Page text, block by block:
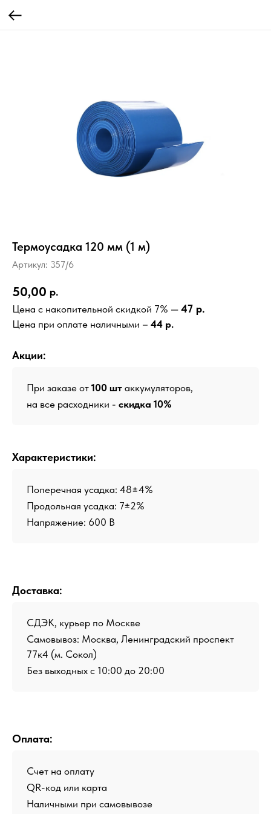
Термоусадка 120 мм (1 м)
Артикул: 357/6
50,00 р.
Цена с накопительной скидкой 7% — 47 р.
Цена при оплате наличными – 44 р.
Акции:
При заказе от 100 шт аккумуляторов,
на все расходники - скидка 10%
Характеристики:
Поперечная усадка: 48±4%
Продольная усадка: 7±2%
Напряжение: 600 В
Доставка:
СДЭК, курьер по Москве
Самовывоз: Москва, Ленинградский проспект
77к4 (м. Сокол)
Без выходных с 10:00 до 20:00
Оплата:
Счет на оплату
QR-код или карта
Наличными при самовывозе